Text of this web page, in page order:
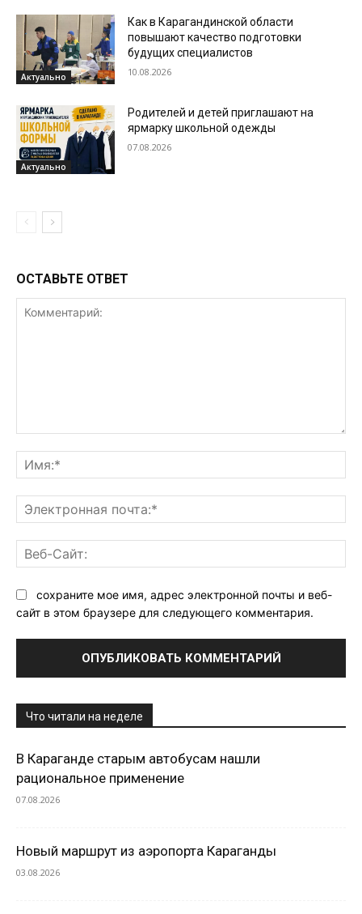
Актуально
Как в Карагандинской области
повышают качество подготовки
будущих специалистов
10.08.2026
Актуально
Родителей и детей приглашают на
ярмарку школьной одежды
07.08.2026
ОСТАВЬТЕ ОТВЕТ
сохраните мое имя, адрес электронной почты и веб-
сайт в этом браузере для следующего комментария.
Что читали на неделе
В Караганде старым автобусам нашли
рациональное применение
07.08.2026
Новый маршрут из аэропорта Караганды
03.08.2026